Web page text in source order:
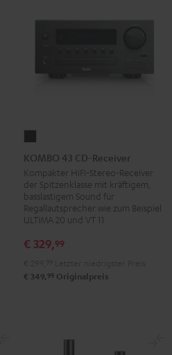
43
CD-
Receiver
Schwarz
KOMBO 43 CD-Receiver
Kompakter HiFi-Stereo-Receiver
der Spitzenklasse mit kräftigem,
basslastigem Sound für
Regallautsprecher wie zum Beispiel
ULTIMA 20 und VT 11
€ 329,99
€ 349, 99 Originalpreis